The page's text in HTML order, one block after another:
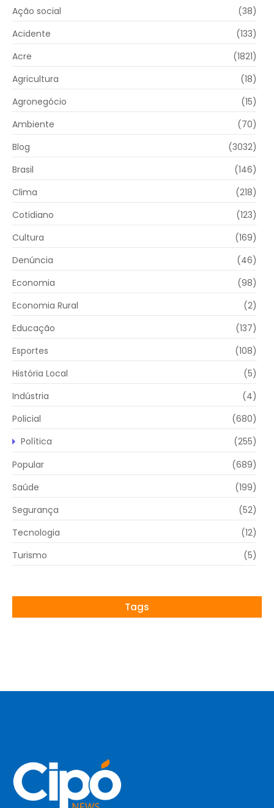
Ação social
(38)
Acidente
(133)
Acre
(1821)
Agricultura
(18)
Agronegócio
(15)
Ambiente
(70)
Blog
(3032)
Brasil
(146)
Clima
(218)
Cotidiano
(123)
Cultura
(169)
Denúncia
(46)
Economia
(98)
Economia Rural
(2)
Educação
(137)
Esportes
(108)
História Local
(5)
Indústria
(4)
Policial
(680)
Política
(255)
Popular
(689)
Saúde
(199)
Segurança
(52)
Tecnologia
(12)
Turismo
(5)
Tags